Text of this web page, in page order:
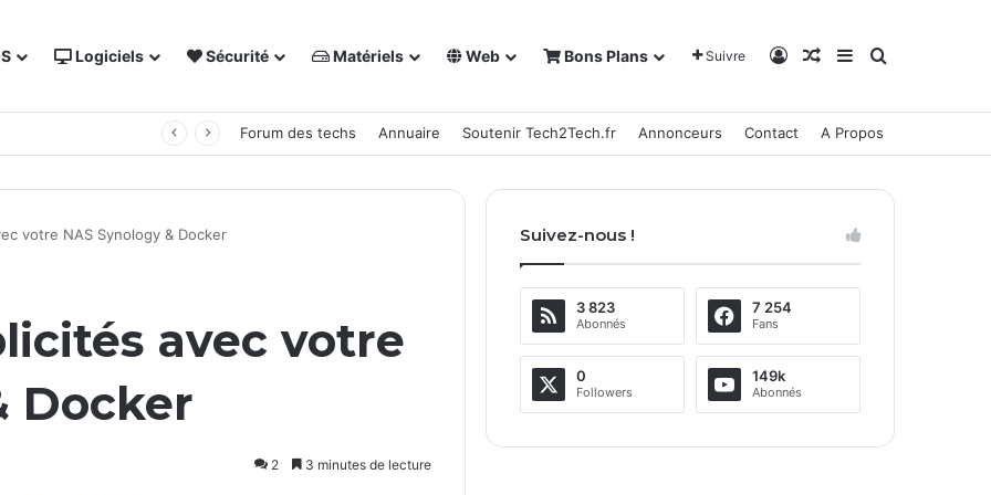
Logiciels Sécurité Matériels Web Bons Plans Suivre Connexion
Article Aléatoire
Sidebar (barre
Rechercher
Forum des techs Annuaire Soutenir Tech2Tech.fr Annonceurs Contact A Propos
votre NAS Synology & Docker
avec votre
Docker
2 3 minutes de lecture
Suivez-nous !
3 823
Abonnés
7 254
Fans
0
Followers
149k
Abonnés